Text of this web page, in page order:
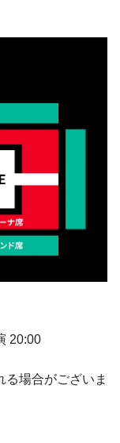
20:00
場合がございま